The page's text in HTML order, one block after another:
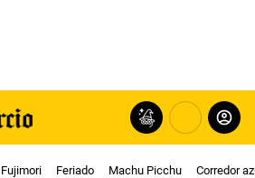
Feriado Machu Picchu Corredor